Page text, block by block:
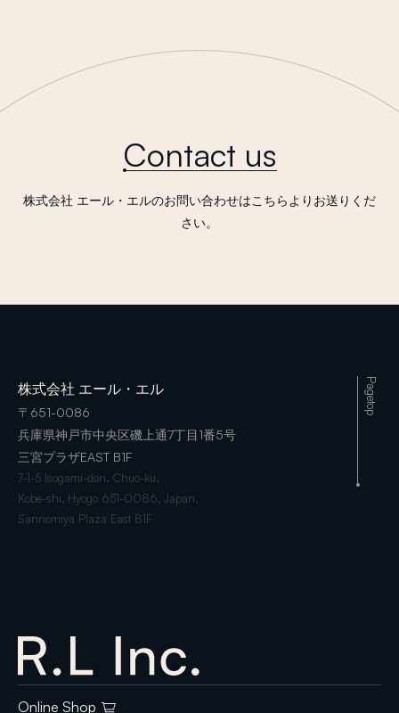
Contact us
株式会社 エール・エルのお問い合わせはこちらよりお送りくだ
さい。
株式会社 エール・エル
〒651-0086
兵庫県神戸市中央区磯上通7丁目1番5号
三宮プラザEAST B1F
7-1-5 Isogami-dori, Chuo-ku,
Kobe-shi, Hyogo 651-0086, Japan,
Sannomiya Plaza East B1F
Online Shop
Pagetop